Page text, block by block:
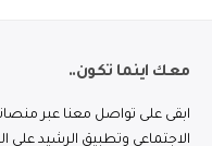
معك اينما تكون..
ابقى على تواصل معنا عبر
الاجتماعي وتطبيق الرشيد على